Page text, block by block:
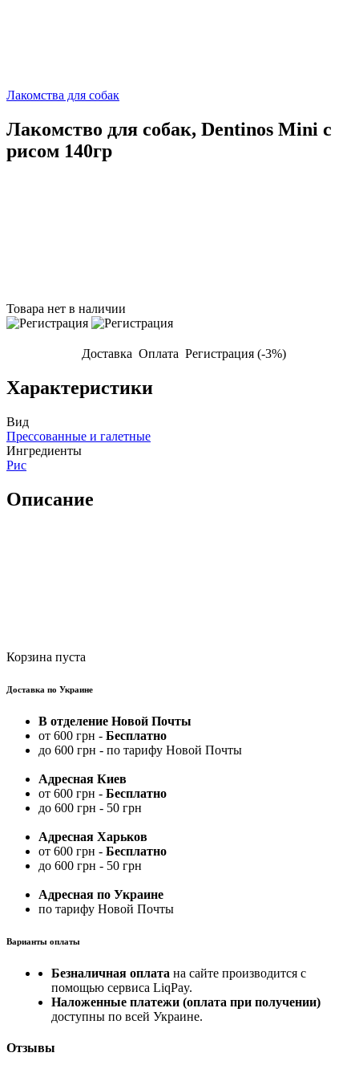
Лакомства для собак
Лакомство для собак, Dentinos Mini с
рисом 140гр
Товара нет в наличии
Доставка Оплата Регистрация (-3%)
Характеристики
Вид
Прессованные и галетные
Ингредиенты
Рис
Описание
Корзина пуста
Доставка по Украине
В отделение Новой Почты
от 600 грн - Бесплатно
до 600 грн - по тарифу Новой Почты
Адресная Киев
от 600 грн - Бесплатно
до 600 грн - 50 грн
Адресная Харьков
от 600 грн - Бесплатно
до 600 грн - 50 грн
Адресная по Украине
по тарифу Новой Почты
Варианты оплаты
Безналичная оплата на сайте производится с
помощью сервиса LiqPay.
Наложенные платежи (оплата при получении)
доступны по всей Украине.
Отзывы